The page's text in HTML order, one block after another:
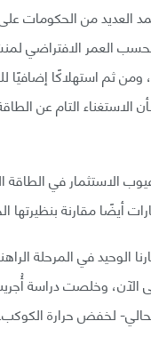
العديد من الحكومات
العمر الافتراضي
ثم استهلاكًا إضافيًا
التام عن
الاستثمار في الطاقة
أيضًا مقارنة بنظيرتها
الوحيد في المرحلة
لخفض حرارة الكوكب.